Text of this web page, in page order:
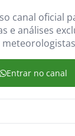
canal oficial
e análises
Entrar no canal